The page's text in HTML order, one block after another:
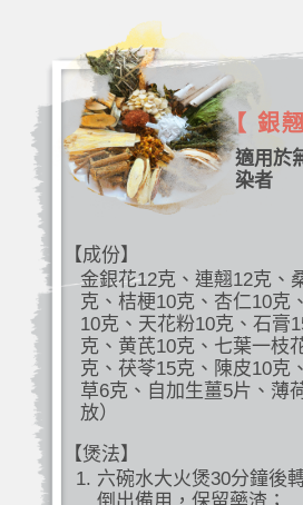
【 銀
適用於
染者
【成份】
金銀花12克、連翹12克、
克、桔梗10克、杏仁10克
10克、天花粉10克、石膏
克、黄芪10克、七葉一枝
克、茯苓15克、陳皮10克
草6克、自加生薑5片、薄
放）
【煲法】
六碗水大火煲30分鐘後